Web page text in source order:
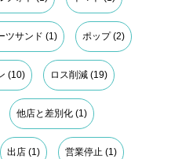
ツサンド (1) ポップ(2)
(10) ロス削減 (19)
他店と差別化 (1)
出店 (1) 営業停止 (1)